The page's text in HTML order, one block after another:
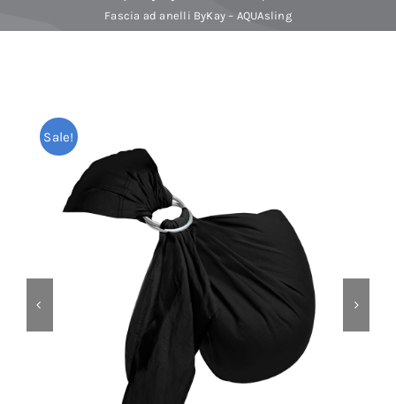
News
Fascia ad anelli ByKay – AQUAsling
Sale!